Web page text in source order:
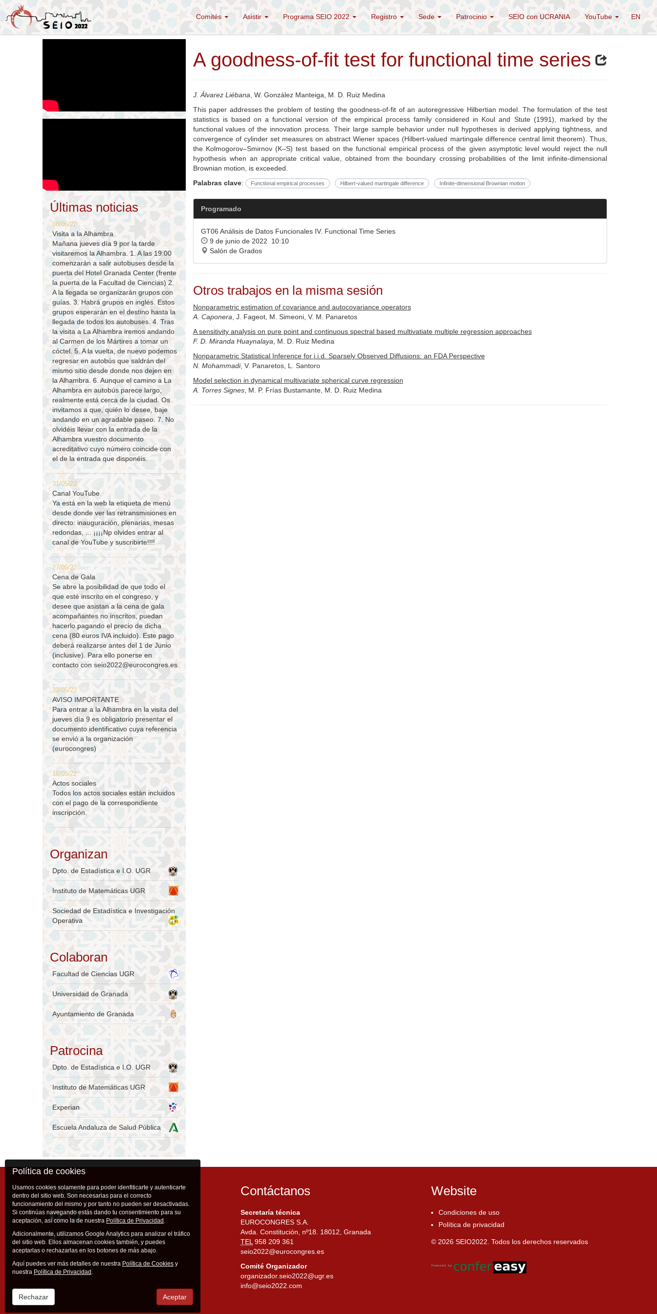
EN
Comités Asistir Programa SEIO 2022 Registro Sede Patrocinio SEIO con UCRANIA YouTube
A goodness-of-fit test for functional time series
J. Álvarez Liébana , W. González Manteiga, M. D. Ruiz Medina
This paper addresses the problem of testing the goodness-of-fit of an autoregressive Hilbertian model. The formulation of the test
statistics is based on a functional version of the empirical process family considered in Koul and Stute (1991), marked by the
functional values of the innovation process. Their large sample behavior under null hypotheses is derived applying tightness, and
convergence of cylinder set measures on abstract Wiener spaces (Hilbert-valued martingale difference central limit theorem). Thus,
the Kolmogorov–Smirnov (K–S) test based on the functional empirical process of the given asymptotic level would reject the null
hypothesis when an appropriate critical value, obtained from the boundary crossing probabilities of the limit infinite-dimensional
Brownian motion, is exceeded.
Palabras clave: Functional empirical processes Hilbert-valued martingale difference Infinite-dimensional Brownian motion
Programado
GT06 Análisis de Datos Funcionales IV. Functional Time Series
9 de junio de 2022 10:10
Salón de Grados
Otros trabajos en la misma sesión
Nonparametric estimation of covariance and autocovariance operators
A. Caponera , J. Fageot, M. Simeoni, V. M. Panaretos
A sensitivity analysis on pure point and continuous spectral based multivatiate multiple regression approaches
F. D. Miranda Huaynalaya , M. D. Ruiz Medina
Nonparametric Statistical Inference for i.i.d. Sparsely Observed Diffusions: an FDA Perspective
N. Mohammadi, V. Panaretos, L. Santoro
Model selection in dynamical multivariate spherical curve regression
A. Torres Signes, M. P. Frías Bustamante, M. D. Ruiz Medina
Últimas noticias
08/06/22
Visita a la Alhambra
Mañana jueves día 9 por la tarde
visitaremos la Alhambra. 1. A las 19:00
comenzarán a salir autobuses desde la
puerta del Hotel Granada Center (frente
la puerta de la Facultad de Ciencias) 2.
A la llegada se organizarán grupos con
guías. 3. Habrá grupos en inglés. Estos
grupos esperarán en el destino hasta la
llegada de todos los autobuses. 4. Tras
la visita a La Alhambra iremos andando
al Carmen de los Mártires a tomar un
cóctel. 5. A la vuelta, de nuevo podemos
regresar en autobús que saldrán del
mismo sitio desde donde nos dejen en
la Alhambra. 6. Aunque el camino a La
Alhambra en autobús parece largo,
realmente está cerca de la ciudad. Os
invitamos a que, quién lo desee, baje
andando en un agradable paseo. 7. No
olvidéis llevar con la entrada de la
Alhambra vuestro documento
acreditativo cuyo número coincide con
el de la entrada que disponéis.
31/05/22
Canal YouTube
Ya está en la web la etiqueta de menú
desde donde ver las retransmisiones en
directo: inauguración, plenarias, mesas
redondas, ... ¡¡¡¡Np olvides entrar al
canal de YouTube y suscribirte!!!!
27/05/22
Cena de Gala
Se abre la posibilidad de que todo el
que esté inscrito en el congreso, y
desee que asistan a la cena de gala
acompañantes no inscritos, puedan
hacerlo pagando el precio de dicha
cena (80 euros IVA incluido). Este pago
deberá realizarse antes del 1 de Junio
(inclusive). Para ello ponerse en
contacto con seio2022@eurocongres.es
23/05/22
AVISO IMPORTANTE
Para entrar a la Alhambra en la visita del
jueves día 9 es obligatorio presentar el
documento identificativo cuya referencia
se envió a la organización
(eurocongres)
16/05/22
Actos sociales
Todos los actos sociales están incluidos
con el pago de la correspondiente
inscripción.
Organizan
Dpto. de Estadística e I.O. UGR
Instituto de Matemáticas UGR
Sociedad de Estadística e Investigación
Operativa
Colaboran
Facultad de Ciencias UGR
Universidad de Granada
Ayuntamiento de Granada
Patrocina
Dpto. de Estadística e I.O. UGR
Instituto de Matemáticas UGR
Experian
Escuela Andaluza de Salud Pública
Síguenos
Suscribirse a lista de correo
Contáctanos
Secretaría técnica
EUROCONGRES S.A.
Avda. Constitución, nº18. 18012, Granada
TEL958 209 361
seio2022@eurocongres.es
Comité Organizador
organizador.seio2022@ugr.es
info@seio2022.com
Website
Condiciones de uso
Política de privacidad
© 2026 SEIO2022. Todos los derechos reservados
Política de cookies
Usamos cookies solamente para poder idenfiticarte y autenticarte
dentro del sitio web. Son necesarias para el correcto
funcionamiento del mismo y por tanto no pueden ser desactivadas.
Si continúas navegando estás dando tu consentimiento para su
aceptación, así como la de nuestra Política de Privacidad .
Adicionalmente, utilizamos Google Analytics para analizar el tráfico
del sitio web. Ellos almacenan cookies también, y puedes
aceptarlas o rechazarlas en los botones de más abajo.
Aquí puedes ver más detalles de nuestra Política de Cookies y
nuestra Política de Privacidad .
Rechazar Aceptar